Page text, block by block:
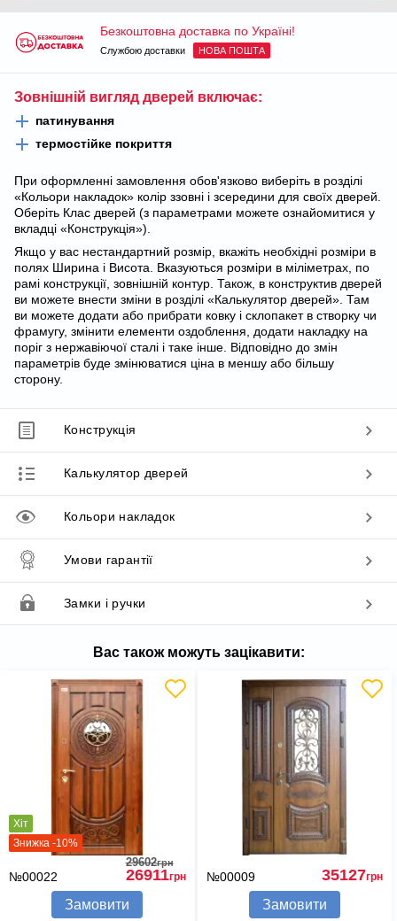
Безкоштовна доставка по Україні!
Службою доставки НОВА ПОШТА
Зовнішній вигляд дверей включає:
патинування
термостійке покриття
При оформленні замовлення обов'язково виберіть в розділі
«Кольори накладок» колір ззовні і зсередини для своїх дверей.
Оберіть Клас дверей (з параметрами можете ознайомитися у
вкладці «Конструкція»).
Якщо у вас нестандартний розмір, вкажіть необхідні розміри в
полях Ширина і Висота. Вказуються розміри в міліметрах, по
рамі конструкції, зовнішній контур. Також, в конструктив дверей
ви можете внести зміни в розділі «Калькулятор дверей». Там
ви можете додати або прибрати ковку і склопакет в створку чи
фрамугу, змінити елементи оздоблення, додати накладку на
поріг з нержавіючої сталі і таке інше. Відповідно до змін
параметрів буде змінюватися ціна в меншу або більшу
сторону.
Конструкція
Калькулятор дверей
Кольори накладок
Умови гарантії
Замки і ручки
Вас також можуть зацікавити:
Хіт
Знижка -10%
№00022
29602грн
26911грн
Замовити
№00009 35127грн
Замовити